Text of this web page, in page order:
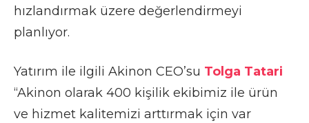
hızlandırmak üzere değerlendirmeyi
planlıyor.
Yatırım ile ilgili Akinon CEO’su Tolga Tatari
“Akinon olarak 400 kişilik ekibimiz ile ürün
ve hizmet kalitemizi arttırmak için var